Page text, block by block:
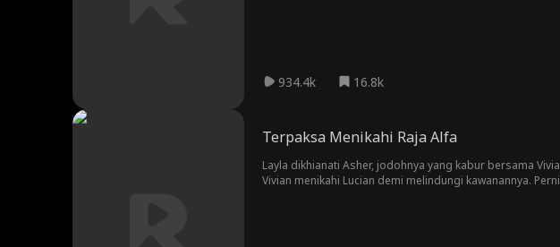
934.4k 16.8k
Terpaksa Menikahi Raja Alfa
Layla dikhianati Asher, jodohnya yang kabur bersama
Vivian menikahi Lucian demi melindungi kawanannya.